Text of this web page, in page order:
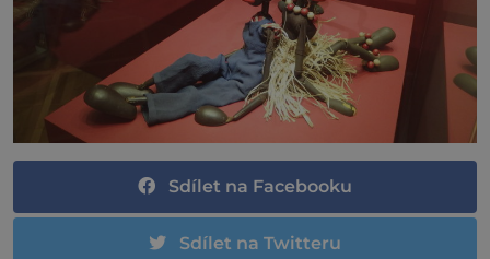
Sdílet na Facebooku
Sdílet na Twitteru